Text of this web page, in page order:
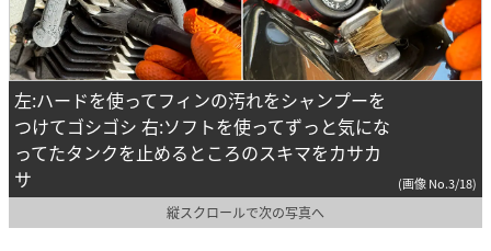
左:ハードを使ってフィンの汚れをシャンプーを
つけてゴシゴシ 右:ソフトを使ってずっと気にな
ってたタンクを止めるところのスキマをカサカ
サ
(画像 No.3/18)
縦スクロールで次の写真へ